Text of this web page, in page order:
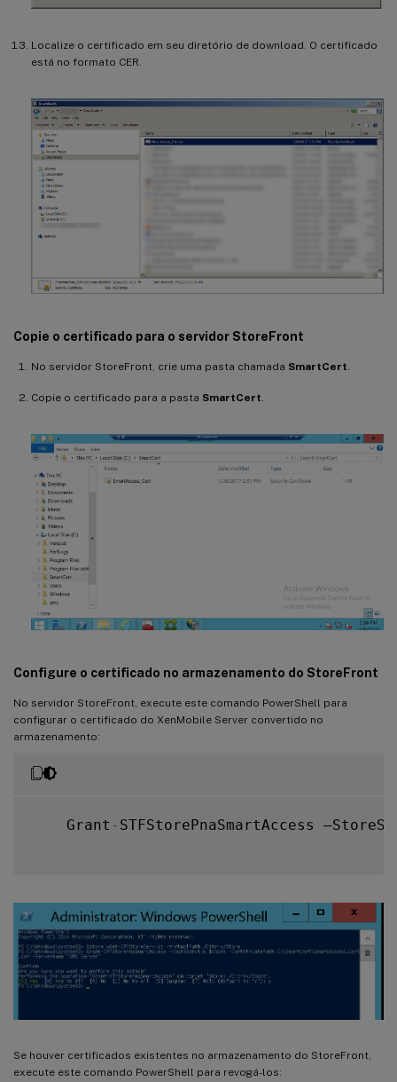
Localize o certificado em seu diretório de download. O certificado
está no formato CER.
Copie o certificado para o servidor StoreFront
No servidor StoreFront, crie uma pasta chamada SmartCert.
Copie o certificado para a pasta SmartCert.
Configure o certificado no armazenamento do StoreFront
No servidor StoreFront, execute este comando PowerShell para
configurar o certificado do XenMobile Server convertido no
armazenamento:
    Grant
- STFStorePnaSmartAccess
Se houver certificados existentes no armazenamento do StoreFront,
execute este comando PowerShell para revogá-los: